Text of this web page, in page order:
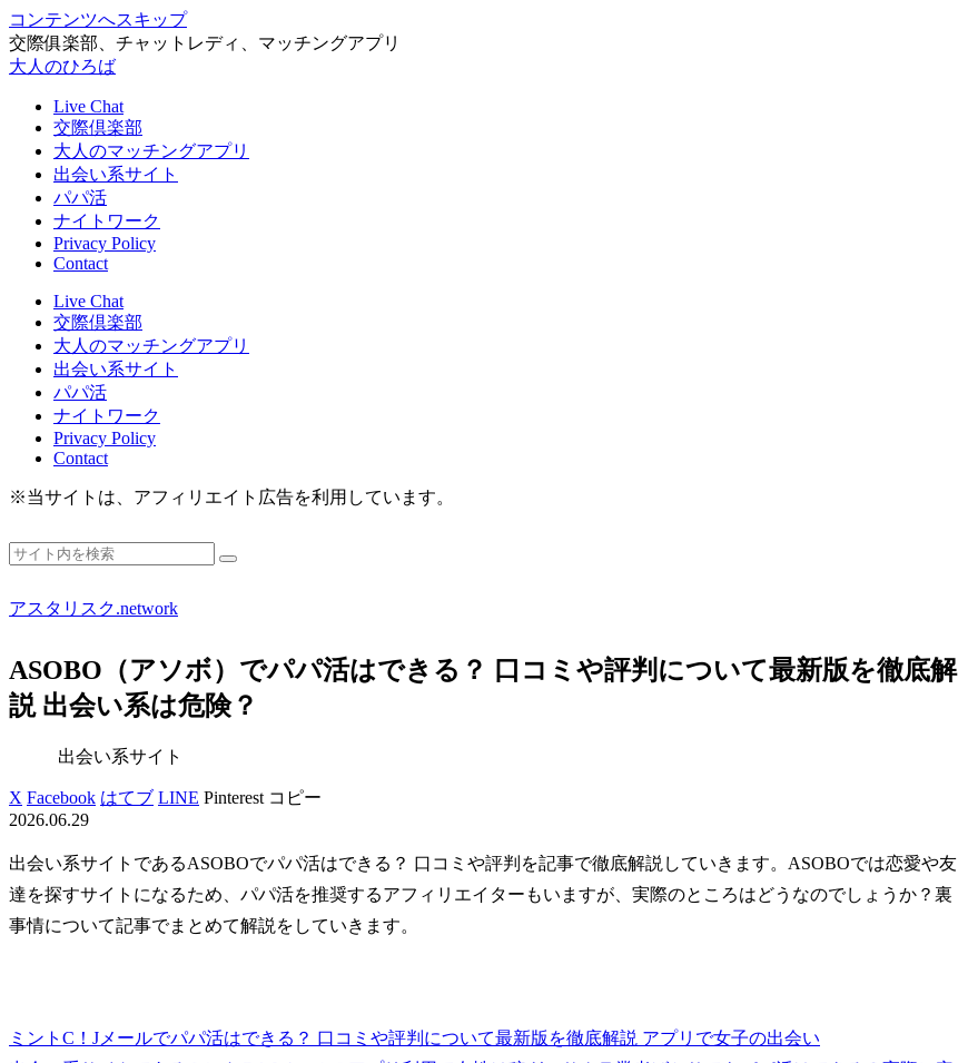
コンテンツへスキップ
交際俱楽部、チャットレディ、マッチングアプリ
大人のひろば
Live Chat
交際倶楽部
大人のマッチングアプリ
出会い系サイト
パパ活
ナイトワーク
Privacy Policy
Contact
Live Chat
交際倶楽部
大人のマッチングアプリ
出会い系サイト
パパ活
ナイトワーク
Privacy Policy
Contact
※当サイトは、アフィリエイト広告を利用しています。
アスタリスク.network
ASOBO（アソボ）でパパ活はできる？ 口コミや評判について最新版を徹底解
説 出会い系は危険？
出会い系サイト
X Facebook はてブ LINE Pinterest コピー
2026.06.29
出会い系サイトであるASOBOでパパ活はできる？ 口コミや評判を記事で徹底解説していきます。ASOBOでは恋愛や友
達を探すサイトになるため、パパ活を推奨するアフィリエイターもいますが、実際のところはどうなのでしょうか？裏
事情について記事でまとめて解説をしていきます。
ミントC！Jメールでパパ活はできる？ 口コミや評判について最新版を徹底解説 アプリで女子の出会い